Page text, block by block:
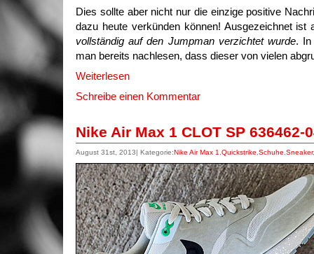
Dies sollte aber nicht nur die einzige positive
dazu heute verkünden können! Ausgezeichnet ist
vollständig auf den Jumpman verzichtet wurde. In
man bereits nachlesen, dass dieser von vielen
Weiterlesen
Schreibe einen Kommentar
Nike Air Max 1 CLOT SP 636462-
August 31st, 2013| Kategorie:Nike Air Max 1 Quickstrike Schuhe Sneaker,